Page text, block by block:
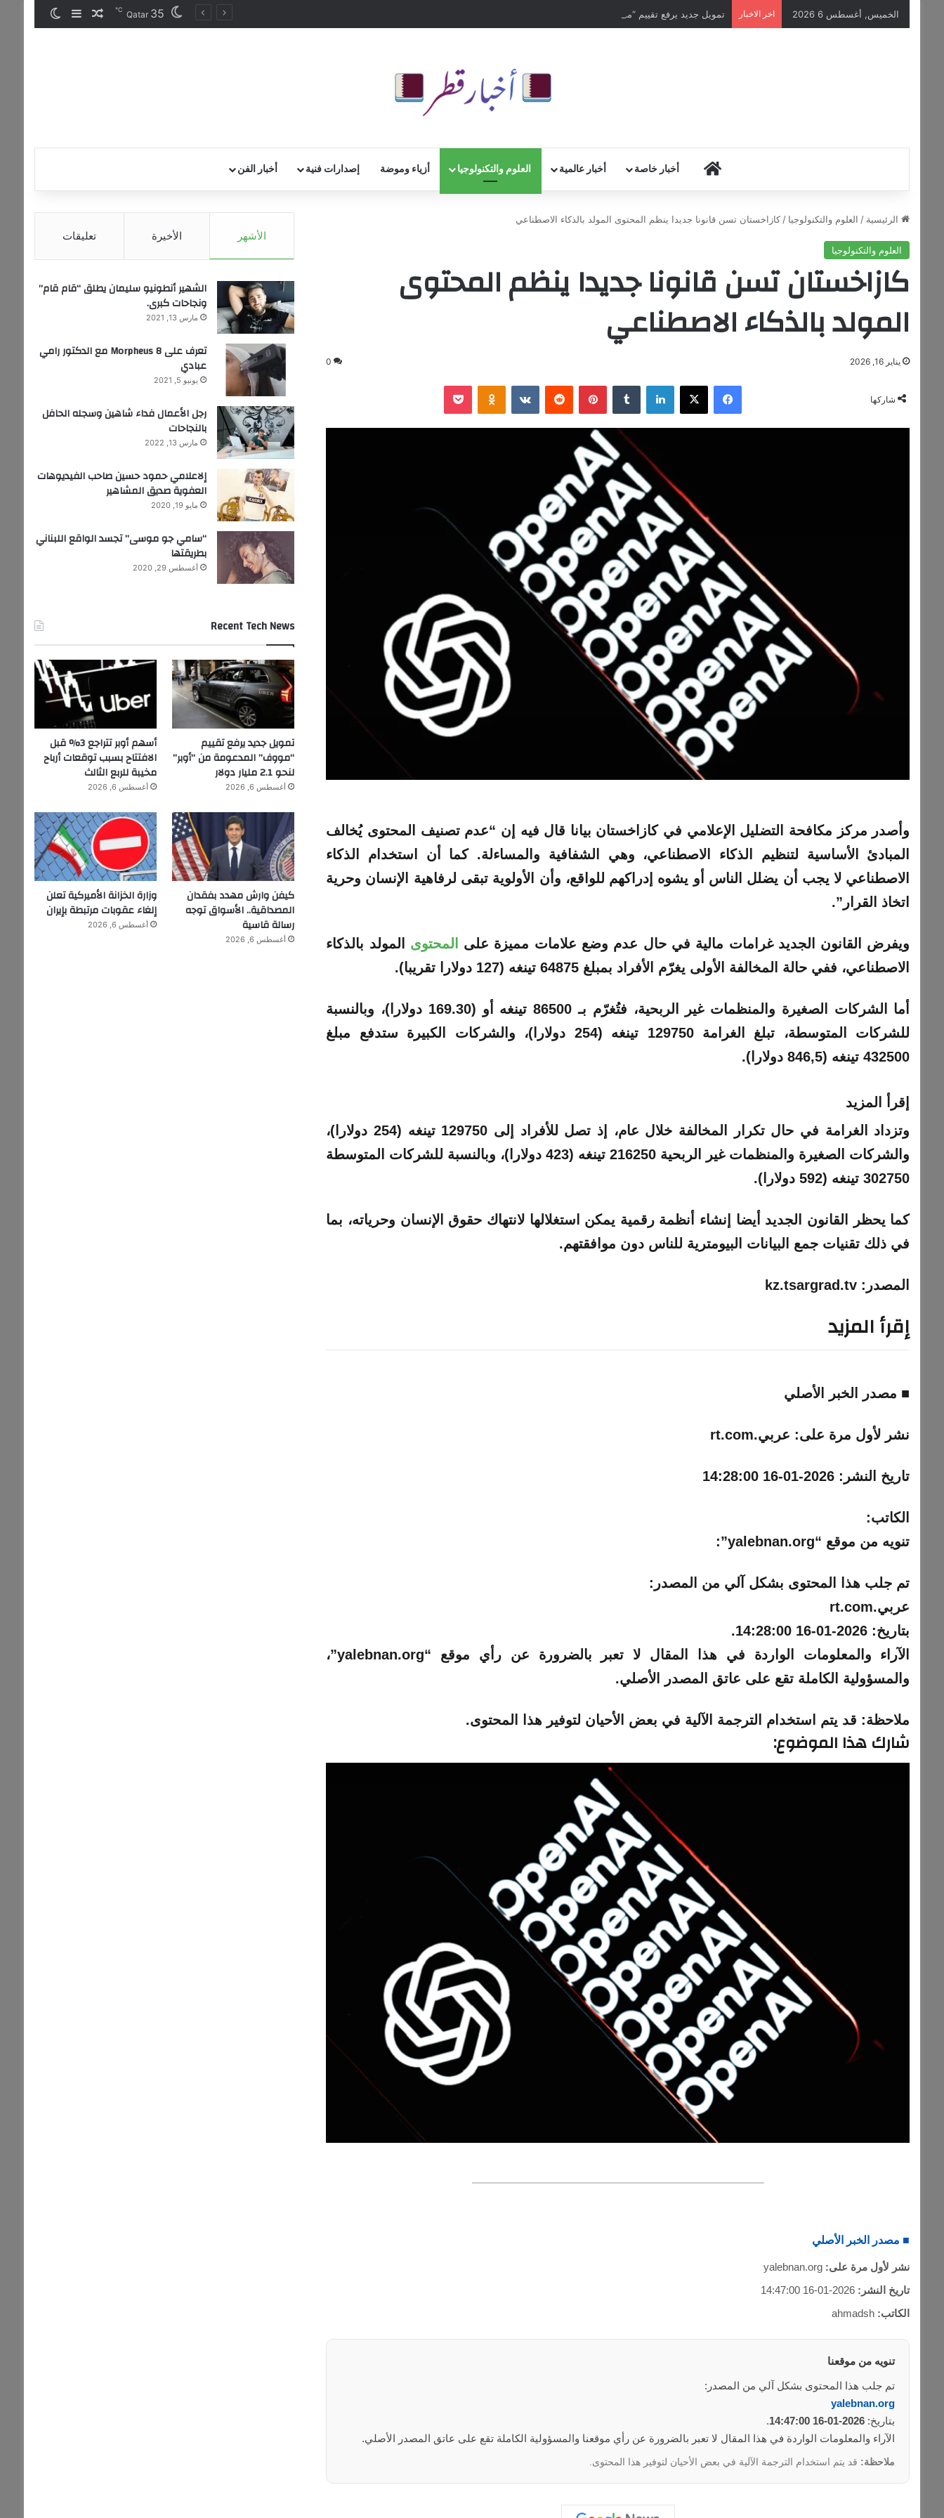
الخميس, أغسطس 6 2026 اخر الاخبار تمويل جديد يرفع تقييم “مووف” المدعومة من “أوبر” لنحو 2.1 مليار دولار Qatar 35
℃ مقال عشوائي
إضافة عمود
أخبار خاصة أخبار عالمية العلوم والتكنولوجيا أزياء وموضة إصدارات فنية أخبار الفن
الرئيسية / العلوم والتكنولوجيا / كازاخستان تسن قانونا جديدا ينظم المحتوى المولد بالذكاء الاصطناعي
العلوم والتكنولوجيا
كازاخستان تسن قانونا جديدا ينظم المحتوى
المولد بالذكاء الاصطناعي
يناير 16, 2026 0
شاركها
فيسبوك ‫X لينكدإن ‏Tumblr بينتيريست ‏Reddit
‏VKontakte
Odnoklassniki
‫Pocket
وأصدر مركز مكافحة التضليل الإعلامي فيكازاخستان بيانا قال فيه إن “عدم تصنيف المحتوى يُخالف
المبادئ الأساسية لتنظيم الذكاء الاصطناعي، وهي الشفافية والمساءلة. كما أن استخدام الذكاء
الاصطناعي لا يجب أن يضلل الناس أو يشوه إدراكهم للواقع، وأن الأولوية تبقى لرفاهية الإنسان وحرية
اتخاذ القرار”.
ويفرض القانون الجديد غرامات مالية في حال عدم وضع علامات مميزة على المحتوى المولد بالذكاء
الاصطناعي، ففي حالة المخالفة الأولى يغرّم الأفراد بمبلغ 64875 تينغه (127 دولارا تقريبا).
أما الشركات الصغيرة والمنظمات غير الربحية، فتُغرّم بـ 86500 تينغه أو (169.30 دولارا)، وبالنسبة
للشركات المتوسطة، تبلغ الغرامة 129750 تينغه (254 دولارا)، والشركات الكبيرة ستدفع مبلغ
432500 تينغه (846,5 دولارا).
إقرأ المزيد
وتزداد الغرامة في حال تكرار المخالفة خلال عام، إذ تصل للأفراد إلى 129750 تينغه (254 دولارا)،
والشركات الصغيرة والمنظمات غير الربحية 216250 تينغه (423 دولارا)، وبالنسبة للشركات المتوسطة
302750 تينغه (592 دولارا).
كما يحظر القانون الجديد أيضا إنشاء أنظمة رقمية يمكن استغلالها لانتهاك حقوق الإنسان وحرياته، بما
في ذلك تقنيات جمع البيانات البيومترية للناس دون موافقتهم.
المصدر: kz.tsargrad.tv
إقرأ المزيد
■ مصدر الخبر الأصلي
نشر لأول مرة على: عربي.rt.com
تاريخ النشر: 2026-01-16 14:28:00
الكاتب:
تنويه من موقع “yalebnan.org”:
تم جلب هذا المحتوى بشكل آلي من المصدر:
عربي.rt.com
بتاريخ: 2026-01-16 14:28:00
.
الآراء والمعلومات الواردة في هذا المقال لا تعبر بالضرورة عن رأي موقع “yalebnan.org”،
والمسؤولية الكاملة تقع على عاتق المصدر الأصلي.
ملاحظة: قد يتم استخدام الترجمة الآلية في بعض الأحيان لتوفير هذا المحتوى.
شارك هذا الموضوع:
■ مصدر الخبر الأصلي
نشر لأول مرة على: yalebnan.org
تاريخ النشر: 2026-01-16 14:47:00
الكاتب: ahmadsh
تنويه من موقعنا
تم جلب هذا المحتوى بشكل آلي من المصدر:
yalebnan.org
بتاريخ: 2026-01-16 14:47:00
.
الآراء والمعلومات الواردة في هذا المقال لا تعبر بالضرورة عن رأي موقعنا والمسؤولية الكاملة تقع على عاتق المصدر الأصلي.
ملاحظة: قد يتم استخدام الترجمة الآلية في بعض الأحيان لتوفير هذا المحتوى.
الأشهر الأخيرة تعليقات
الشهير أنطونيو سليمان يطلق “قام قام”
ونجاحات كبرى.
مارس 13, 2021
تعرف على Morpheus 8 مع الدكتور رامي
عبادي
يونيو 5, 2021
رجل الأعمال فداء شاهين وسجله الحافل
بالنجاحات
مارس 13, 2022
إلاعلامي حمود حسين صاحب الفيديوهات
العفوية صديق المشاهير
مايو 19, 2020
“سامي جو موسى” تجسد الواقع اللبناني
بطريقتها
أغسطس 29, 2020
Recent Tech News
تمويل جديد يرفع تقييم
“مووف” المدعومة من “أوبر”
لنحو 2.1 مليار دولار
أغسطس 6, 2026
أسهم أوبر تتراجع 3% قبل
الافتتاح بسبب توقعات أرباح
مخيبة للربع الثالث
أغسطس 6, 2026
كيفن وارش مهدد بفقدان
المصداقية.. الأسواق توجه
رسالة قاسية
أغسطس 6, 2026
وزارة الخزانة الأميركية تعلن
إلغاء عقوبات مرتبطة بإيران
أغسطس 6, 2026